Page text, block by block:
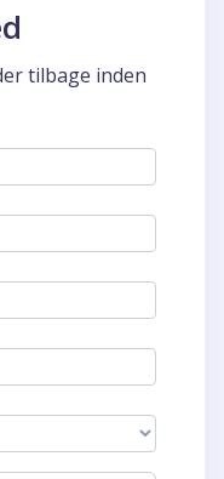
tilbage inden